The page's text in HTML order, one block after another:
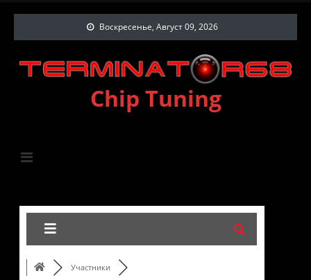
Воскресенье, Август 09, 2026
Chip Tuning
Участники